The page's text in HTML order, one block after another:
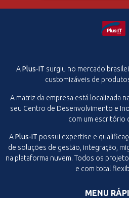
APlus-IT surgiu no mercado
customizáveis de
A matriz da empresa está localizada
seu Centro de Desenvolvimento e
com um escritório
APlus-IT possui expertise e
de soluções de gestão, integração,
na plataforma nuvem. Todos os
e com total
MENU